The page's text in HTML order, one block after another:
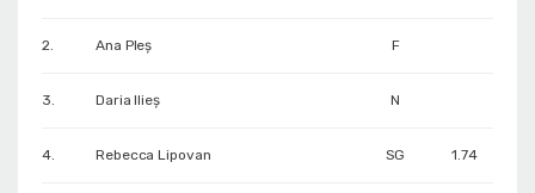
2. Ana Pleș F
3. Daria Ilieș N
4. Rebecca Lipovan SG 1.74